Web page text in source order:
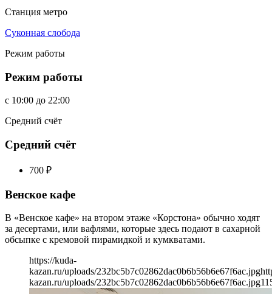
Станция метро
Суконная слобода
Режим работы
Режим работы
c 10:00 до 22:00
Средний счёт
Средний счёт
700 ₽
Венское кафе
В «Венское кафе» на втором этаже «Корстона» обычно ходят
за десертами, или вафлями, которые здесь подают в сахарной
обсыпке с кремовой пирамидкой и кумкватами.
https://kuda-
kazan.ru/uploads/232bc5b7c02862dac0b6b56b6e67f6ac.jpg
kazan.ru/uploads/232bc5b7c02862dac0b6b56b6e67f6ac.jpg